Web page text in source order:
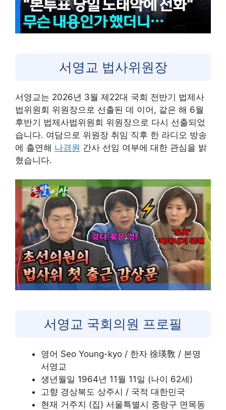
서영교 법사위원장
서영교는 2026년 3월 제22대 국회 전반기 법제사
법위원회 위원장으로 선출된 데 이어, 같은 해 6월
후반기 법제사법위원회 위원장으로 다시 선출되었
습니다. 여담으로 위원장 취임 직후 한 라디오 방송
에 출연해 나경원 간사 선임 여부에 대한 관심을 밝
혔습니다.
서영교 국회의원 프로필
영어 Seo Young-kyo / 한자 徐瑛敎 / 본명
서영교
생년월일 1964년 11월 11일 (나이 62세)
고향 경상북도 상주시 / 국적 대한민국
현재 거주지 (집) 서울특별시 중랑구 면목동